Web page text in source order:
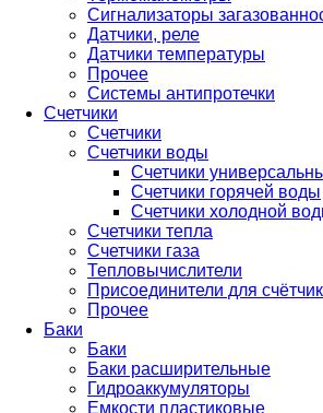
Сигнализаторы
Датчики, реле
Датчики температуры
Прочее
Системы антипротечки
Счетчики
Счетчики
Счетчики воды
Счетчики
Счетчики горячей воды
Счетчики холодной
Счетчики тепла
Счетчики газа
Тепловычислители
Присоединители для
Прочее
Баки
Баки
Баки расширительные
Гидроаккумуляторы
Емкости пластиковые